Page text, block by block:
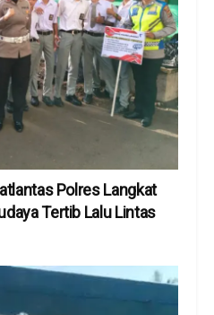
Polres Langkat
Tertib Lalu Lintas